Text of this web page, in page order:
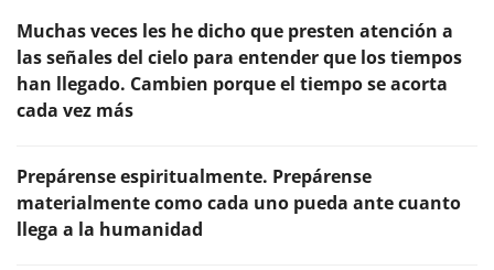
Muchas veces les he dicho que presten atención a
las señales del cielo para entender que los tiempos
han llegado. Cambien porque el tiempo se acorta
cada vez más
Prepárense espiritualmente. Prepárense
materialmente como cada uno pueda ante cuanto
llega a la humanidad